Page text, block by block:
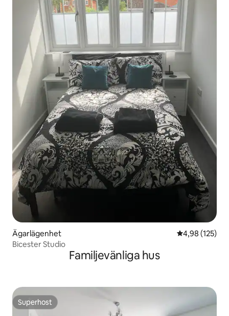
Ägarlägenhet 4,98 av 5 i
4,98 (125)
Bicester Studio
Familjevänliga hus
Superhost
Superhost